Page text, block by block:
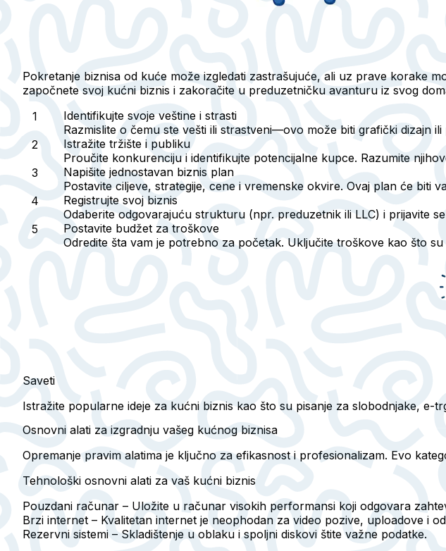
Pokretanje biznisa od kuće može izgledati zastrašujuće, ali uz prave korake
započnete svoj kućni biznis i zakoračite u preduzetničku avanturu iz svog
Identifikujte svoje veštine i strasti
Razmislite o čemu ste vešti ili strastveni—ovo može biti grafički dizajn
Istražite tržište i publiku
Proučite konkurenciju i identifikujte potencijalne kupce. Razumite
Napišite jednostavan biznis plan
Postavite ciljeve, strategije, cene i vremenske okvire. Ovaj plan će biti
Registrujte svoj biznis
Odaberite odgovarajuću strukturu (npr. preduzetnik ili LLC) i prijavite
Postavite budžet za troškove
Odredite šta vam je potrebno za početak. Uključite troškove kao što
Saveti
Istražite popularne ideje za kućni biznis kao što su pisanje za slobodnjake,
Osnovni alati za izgradnju vašeg kućnog biznisa
Opremanje pravim alatima je ključno za efikasnost i profesionalizam. Evo
Tehnološki osnovni alati za vaš kućni biznis
Pouzdani računar – Uložite u računar visokih performansi koji odgovara
Brzi internet – Kvalitetan internet je neophodan za video pozive, uploadove i
Rezervni sistemi – Skladištenje u oblaku i spoljni diskovi štite važne podatke.